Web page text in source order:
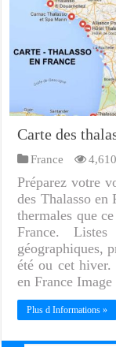
Carte des
France 4,610
Préparez votre
des Thalasso en
thermales que
France.
géographiques,
été ou cet hiver.
en France
Plus d Informations »